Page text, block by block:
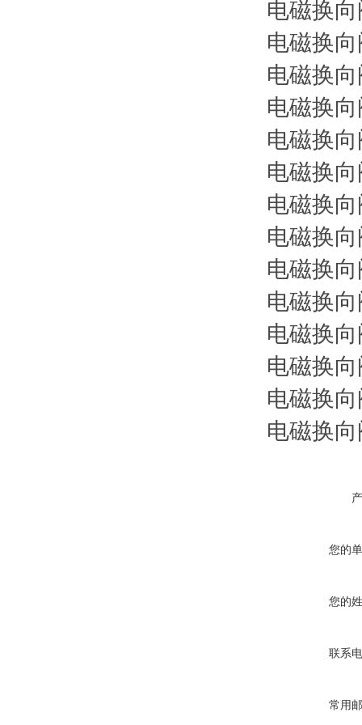
电磁换
电磁换
电磁换
电磁换
电磁换
电磁换
电磁换
电磁换
电磁换
电磁换
电磁换
电磁换
电磁换
电磁换
您的
您的
联系
常用